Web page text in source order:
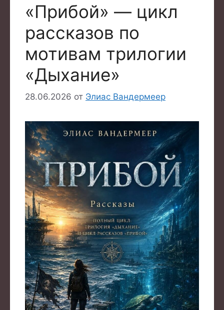
«Прибой» — цикл
рассказов по
мотивам трилогии
«Дыхание»
28.06.2026 от Элиас Вандермеер